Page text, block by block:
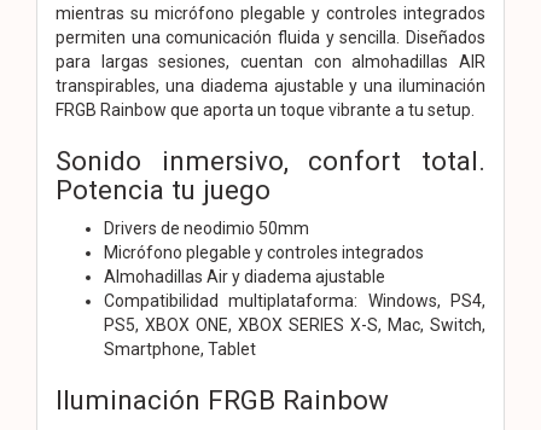
mientras su micrófono plegable y controles integrados
permiten una comunicación fluida y sencilla. Diseñados
para largas sesiones, cuentan con almohadillas AIR
transpirables, una diadema ajustable y una iluminación
FRGB Rainbow que aporta un toque vibrante a tu setup.
Sonido inmersivo, confort total.
Potencia tu juego
Drivers de neodimio 50mm
Micrófono plegable y controles integrados
Almohadillas Air y diadema ajustable
Compatibilidad multiplataforma: Windows, PS4,
PS5, XBOX ONE, XBOX SERIES X-S, Mac, Switch,
Smartphone, Tablet
Iluminación FRGB Rainbow